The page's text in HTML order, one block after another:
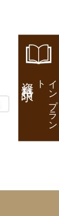
イ
ン
プ
ラ
ン
ト